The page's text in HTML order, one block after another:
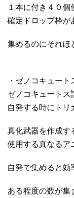
１本に付き４０個
確定ドロップ枠が
集めるのにそれほ
・ゼノコキュー
ゼノコキュートス
自発する時にトリ
真化武器を作成す
使用する真なるア
自発で集めると効
ある程度の数が集